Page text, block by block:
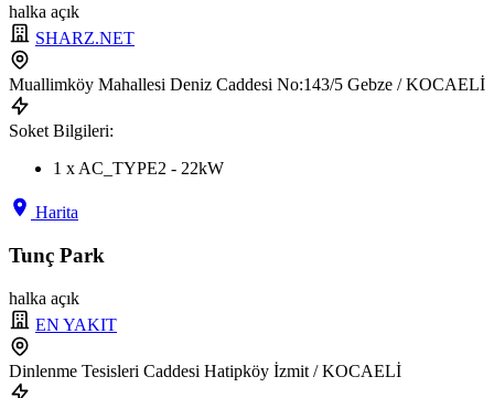
halka açık
SHARZ.NET
Muallimköy Mahallesi Deniz Caddesi No:143/5 Gebze / KOCAELİ
Soket Bilgileri:
1 x AC_TYPE2 - 22kW
Harita
Tunç Park
halka açık
EN YAKIT
Dinlenme Tesisleri Caddesi Hatipköy İzmit / KOCAELİ